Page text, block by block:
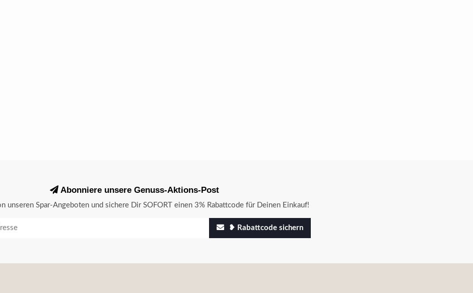
Abonniere unsere Genuss-Aktions-Post
unseren Spar-Angeboten und sichere Dir SOFORT einen 3% Rabattcode für Deinen Einkauf!
❥ Rabattcode sichern